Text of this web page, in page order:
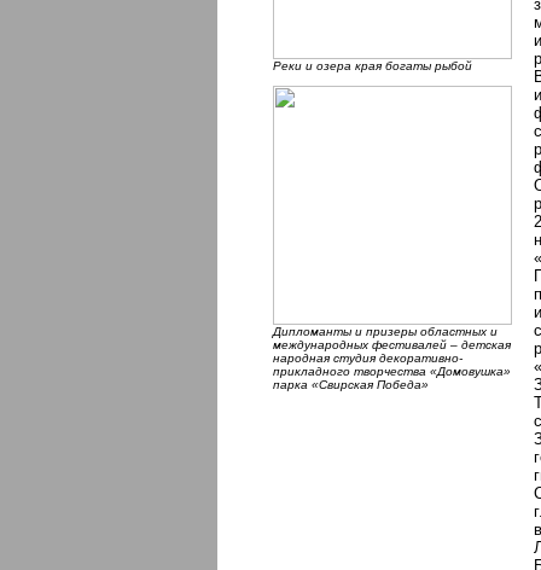
Реки и озера края богаты рыбой
Дипломанты и призеры областных и
международных фестивалей – детская
народная студия декоративно-
прикладного творчества «Домовушка»
парка «Свирская Победа»